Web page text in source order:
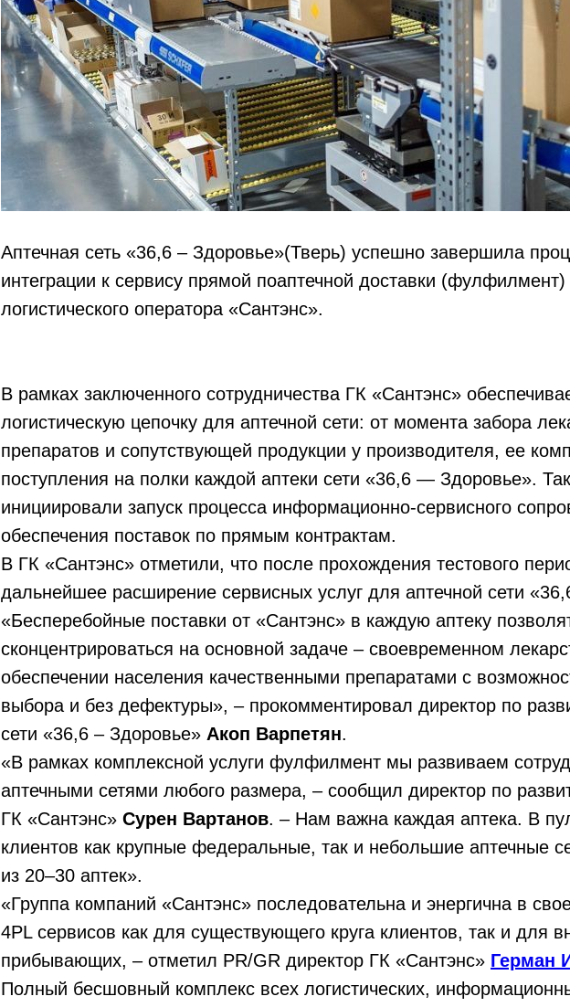
Аптечная сеть «36,6 – Здоровье»(Тверь) успешно завершила
интеграции к сервису прямой поаптечной доставки (фулфилмент)
логистического оператора «Сантэнс».
В рамках заключенного сотрудничества ГК «Сантэнс»
логистическую цепочку для аптечной сети: от момента забора
препаратов и сопутствующей продукции у производителя, ее
поступления на полки каждой аптеки сети «36,6 — Здоровье».
инициировали запуск процесса информационно-сервисного
обеспечения поставок по прямым контрактам.
В ГК «Сантэнс» отметили, что после прохождения тестового
дальнейшее расширение сервисных услуг для аптечной сети
«Бесперебойные поставки от «Сантэнс» в каждую аптеку
сконцентрироваться на основной задаче – своевременном
обеспечении населения качественными препаратами с
выбора и без дефектуры», – прокомментировал директор по
сети «36,6 – Здоровье» Акоп Варпетян.
«В рамках комплексной услуги фулфилмент мы развиваем
аптечными сетями любого размера, – сообщил директор по
ГК «Сантэнс» Сурен Вартанов. – Нам важна каждая аптека. В
клиентов как крупные федеральные, так и небольшие аптечные
из 20‒30 аптек».
«Группа компаний «Сантэнс» последовательна и энергична в
4PL сервисов как для существующего круга клиентов, так и для
прибывающих, – отметил PR/GR директор ГК «Сантэнс» Герман
Полный бесшовный комплекс всех логистических,